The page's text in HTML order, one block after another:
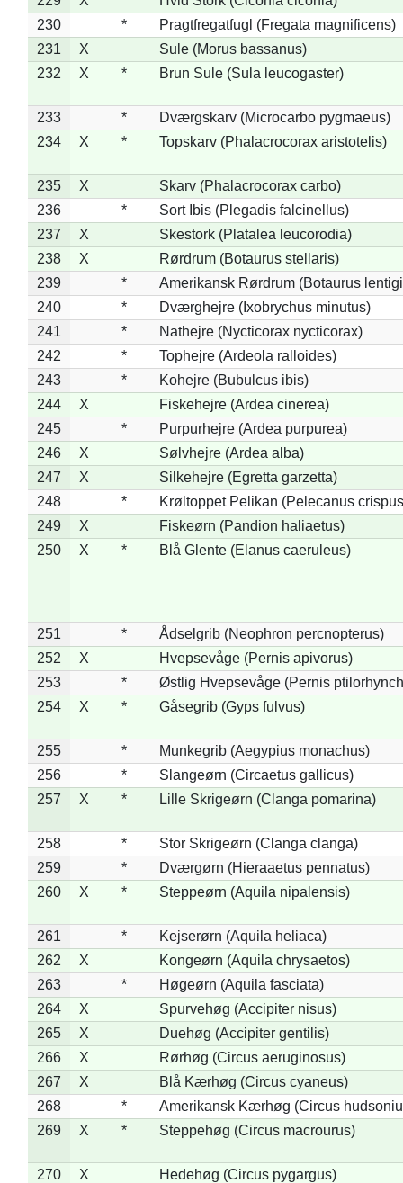
230
*
Pragtfregatfugl (Fregata magnificens)
231
X
Sule (Morus bassanus)
232
X * Brun Sule (Sula leucogaster)
233 *
Dværgskarv (Microcarbo pygmaeus)
234
X * Topskarv (Phalacrocorax aristotelis)
235 X
Skarv (Phalacrocorax carbo)
236
*
Sort Ibis (Plegadis falcinellus)
237
X
Skestork (Platalea leucorodia)
238
X
Rørdrum (Botaurus stellaris)
239
*
Amerikansk Rørdrum (Botaurus
240
*
Dværghejre (Ixobrychus minutus)
241
*
Nathejre (Nycticorax nycticorax)
242
*
Tophejre (Ardeola ralloides)
243
*
Kohejre (Bubulcus ibis)
244
X
Fiskehejre (Ardea cinerea)
245
*
Purpurhejre (Ardea purpurea)
246
X
Sølvhejre (Ardea alba)
247
X
Silkehejre (Egretta garzetta)
248
*
Krøltoppet Pelikan (Pelecanus
249
X
Fiskeørn (Pandion haliaetus)
250
X * Blå Glente (Elanus caeruleus)
251 *
Ådselgrib (Neophron percnopterus)
252
X
Hvepsevåge (Pernis apivorus)
253
*
Østlig Hvepsevåge (Pernis
254
X * Gåsegrib (Gyps fulvus)
255 *
Munkegrib (Aegypius monachus)
256
*
Slangeørn (Circaetus gallicus)
257
X * Lille Skrigeørn (Clanga pomarina)
258 *
Stor Skrigeørn (Clanga clanga)
259
*
Dværgørn (Hieraaetus pennatus)
260
X * Steppeørn (Aquila nipalensis)
261 *
Kejserørn (Aquila heliaca)
262
X
Kongeørn (Aquila chrysaetos)
263
*
Høgeørn (Aquila fasciata)
264
X
Spurvehøg (Accipiter nisus)
265
X
Duehøg (Accipiter gentilis)
266
X
Rørhøg (Circus aeruginosus)
267
X
Blå Kærhøg (Circus cyaneus)
268
*
Amerikansk Kærhøg (Circus
269
X * Steppehøg (Circus macrourus)
270 X
Hedehøg (Circus pygargus)